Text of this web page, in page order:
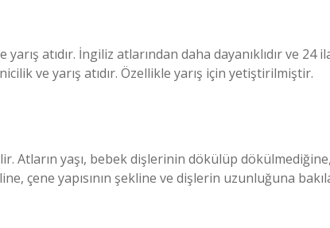
atıdır. İngiliz atlarından daha dayanıklıdır ve 24
ve yarış atıdır. Özellikle yarış için yetiştirilmiştir.
Atların yaşı, bebek dişlerinin dökülüp dökülmediğine,
çene yapısının şekline ve dişlerin uzunluğuna